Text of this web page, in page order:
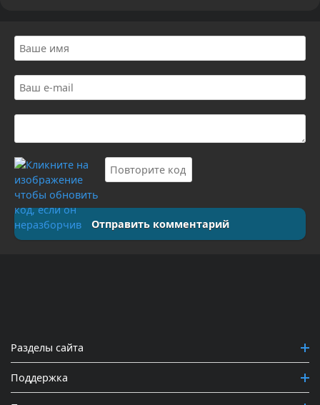
Отправить комментарий
Разделы сайта
Поддержка